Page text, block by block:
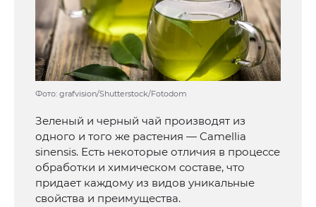
Фото: grafvision/Shutterstock/Fotodom
Зеленый и черный чай производят из
одного и того же растения — Camellia
sinensis. Есть некоторые отличия в процессе
обработки и химическом составе, что
придает каждому из видов уникальные
свойства и преимущества.